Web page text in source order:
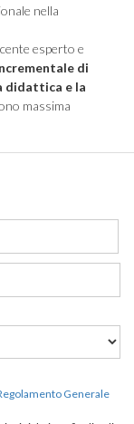
nella
esperto e
di
didattica e la
massima
Generale